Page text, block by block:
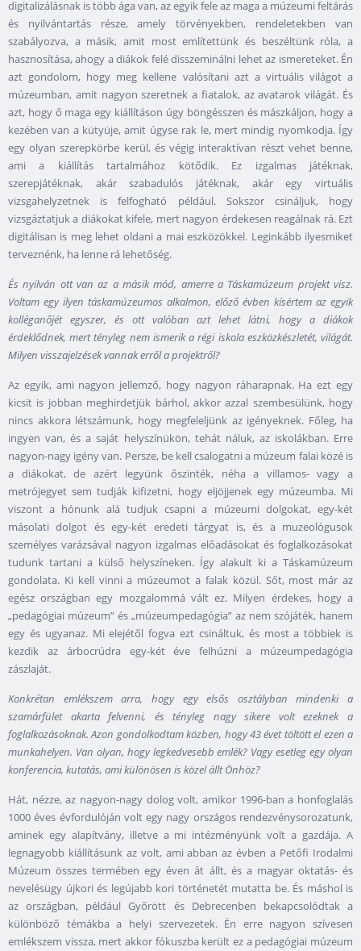
digitalizálásnak is több ága van, az egyik fele az maga a múzeumi feltárás
és nyilvántartás része, amely törvényekben, rendeletekben van
szabályozva, a másik, amit most említettünk és beszéltünk róla, a
hasznosítása, ahogy a diákok felé disszeminálni lehet az ismereteket. Én
azt gondolom, hogy meg kellene valósítani azt a virtuális világot a
múzeumban, amit nagyon szeretnek a fiatalok, az avatarok világát. És
azt, hogy ő maga egy kiállításon úgy böngésszen és mászkáljon, hogy a
kezében van a kütyüje, amit úgyse rak le, mert mindig nyomkodja. Így
egy olyan szerepkörbe kerül, és végig interaktívan részt vehet benne,
ami a kiállítás tartalmához kötődik. Ez izgalmas játéknak,
szerepjátéknak, akár szabadulós játéknak, akár egy virtuális
vizsgahelyzetnek is felfogható például. Sokszor csináljuk, hogy
vizsgáztatjuk a diákokat kifele, mert nagyon érdekesen reagálnak rá. Ezt
digitálisan is meg lehet oldani a mai eszközökkel. Leginkább ilyesmiket
terveznénk, ha lenne rá lehetőség.
És nyilván ott van az a másik mód, amerre a Táskamúzeum projekt visz.
Voltam egy ilyen táskamúzeumos alkalmon, előző évben kísértem az egyik
kolléganőjét egyszer, és ott valóban azt lehet látni, hogy a diákok
érdeklődnek, mert tényleg nem ismerik a régi iskola eszközkészletét, világát.
Milyen visszajelzések vannak erről a projektről?
Az egyik, ami nagyon jellemző, hogy nagyon ráharapnak. Ha ezt egy
kicsit is jobban meghirdetjük bárhol, akkor azzal szembesülünk, hogy
nincs akkora létszámunk, hogy megfeleljünk az igényeknek. Főleg, ha
ingyen van, és a saját helyszínükön, tehát náluk, az iskolákban. Erre
nagyon-nagy igény van. Persze, be kell csalogatni a múzeum falai közé is
a diákokat, de azért legyünk őszinték, néha a villamos- vagy a
metrójegyet sem tudják kifizetni, hogy eljöjjenek egy múzeumba. Mi
viszont a hónunk alá tudjuk csapni a múzeumi dolgokat, egy-két
másolati dolgot és egy-két eredeti tárgyat is, és a muzeológusok
személyes varázsával nagyon izgalmas előadásokat és foglalkozásokat
tudunk tartani a külső helyszíneken. Így alakult ki a Táskamúzeum
gondolata. Ki kell vinni a múzeumot a falak közül. Sőt, most már az
egész országban egy mozgalommá vált ez. Milyen érdekes, hogy a
„pedagógiai múzeum” és „múzeumpedagógia” az nem szójáték, hanem
egy és ugyanaz. Mi elejétől fogva ezt csináltuk, és most a többiek is
kezdik az árbocrúdra egy-két éve felhúzni a múzeumpedagógia
zászlaját.
Konkrétan emlékszem arra, hogy egy elsős osztályban mindenki a
szamárfület akarta felvenni, és tényleg nagy sikere volt ezeknek a
foglalkozásoknak. Azon gondolkodtam közben, hogy 43 évet töltött el ezen a
munkahelyen. Van olyan, hogy legkedvesebb emlék? Vagy esetleg egy olyan
konferencia, kutatás, ami különösen is közel állt Önhöz?
Hát, nézze, az nagyon-nagy dolog volt, amikor 1996-ban a honfoglalás
1000 éves évfordulóján volt egy nagy országos rendezvénysorozatunk,
aminek egy alapítvány, illetve a mi intézményünk volt a gazdája. A
legnagyobb kiállításunk az volt, ami abban az évben a Petőfi Irodalmi
Múzeum összes termében egy éven át állt, és a magyar oktatás- és
nevelésügy újkori és legújabb kori történetét mutatta be. És máshol is
az országban, például Győrött és Debrecenben bekapcsolódtak a
különböző témákba a helyi szervezetek. Én erre nagyon szívesen
emlékszem vissza, mert akkor fókuszba került ez a pedagógiai múzeum